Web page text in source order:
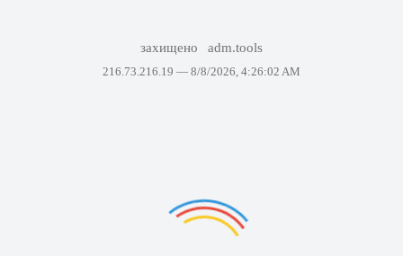
захищено adm.tools
216.73.216.19 — 8/8/2026, 4:26:02 AM